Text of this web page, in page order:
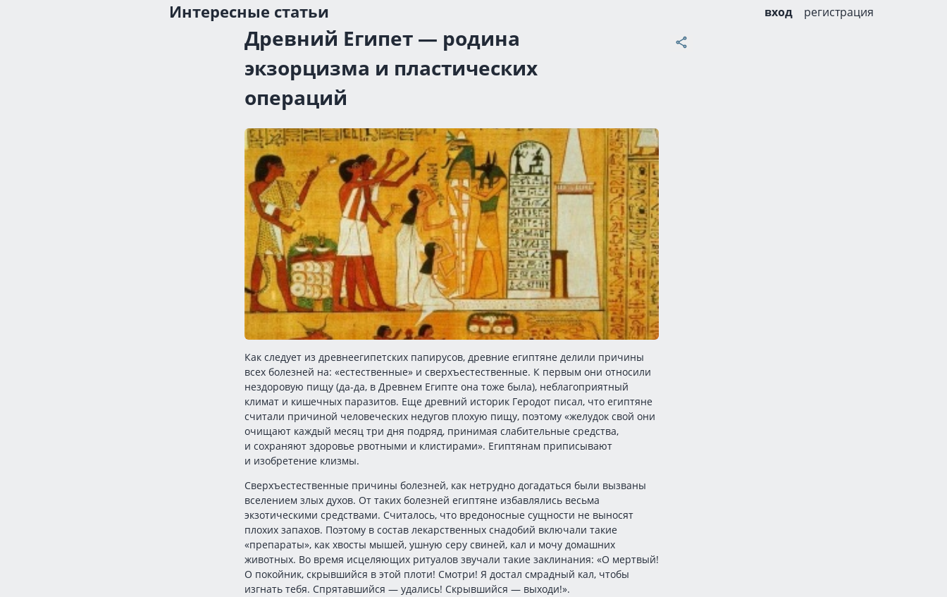
Интересные статьи вход регистрация
Древний Египет — родина
экзорцизма и пластических
операций
Как следует из древнеегипетских папирусов, древние египтяне делили причины
всех болезней на: «естественные» и сверхъестественные. К первым они относили
нездоровую пищу (да-да, в Древнем Египте она тоже была), неблагоприятный
климат и кишечных паразитов. Еще древний историк Геродот писал, что египтяне
считали причиной человеческих недугов плохую пищу, поэтому «желудок свой они
очищают каждый месяц три дня подряд, принимая слабительные средства,
и сохраняют здоровье рвотными и клистирами». Египтянам приписывают
и изобретение клизмы.
Сверхъестественные причины болезней, как нетрудно догадаться были вызваны
вселением злых духов. От таких болезней египтяне избавлялись весьма
экзотическими средствами. Считалось, что вредоносные сущности не выносят
плохих запахов. Поэтому в состав лекарственных снадобий включали такие
«препараты», как хвосты мышей, ушную серу свиней, кал и мочу домашних
животных. Во время исцеляющих ритуалов звучали такие заклинания: «О мертвый!
О покойник, скрывшийся в этой плоти! Смотри! Я достал смрадный кал, чтобы
изгнать тебя. Спрятавшийся — удались! Скрывшийся — выходи!».